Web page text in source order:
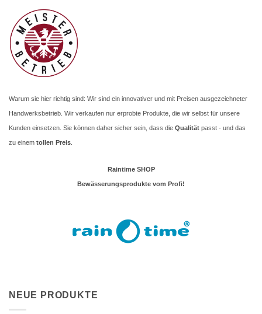
Warum sie hier richtig sind: Wir sind ein innovativer und mit Preisen ausgezeichneter
Handwerksbetrieb. Wir verkaufen nur erprobte Produkte, die wir selbst für unsere
Kunden einsetzen. Sie können daher sicher sein, dass die Qualität passt - und das
zu einem tollen Preis
Raintime SHOP
Bewässerungsprodukte vom Profi!
NEUE PRODUKTE